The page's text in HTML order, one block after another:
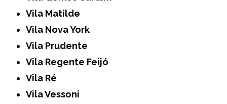
Vila Matilde
Vila Nova York
Vila Prudente
Vila Regente Feijó
Vila Ré
Vila Vessoni